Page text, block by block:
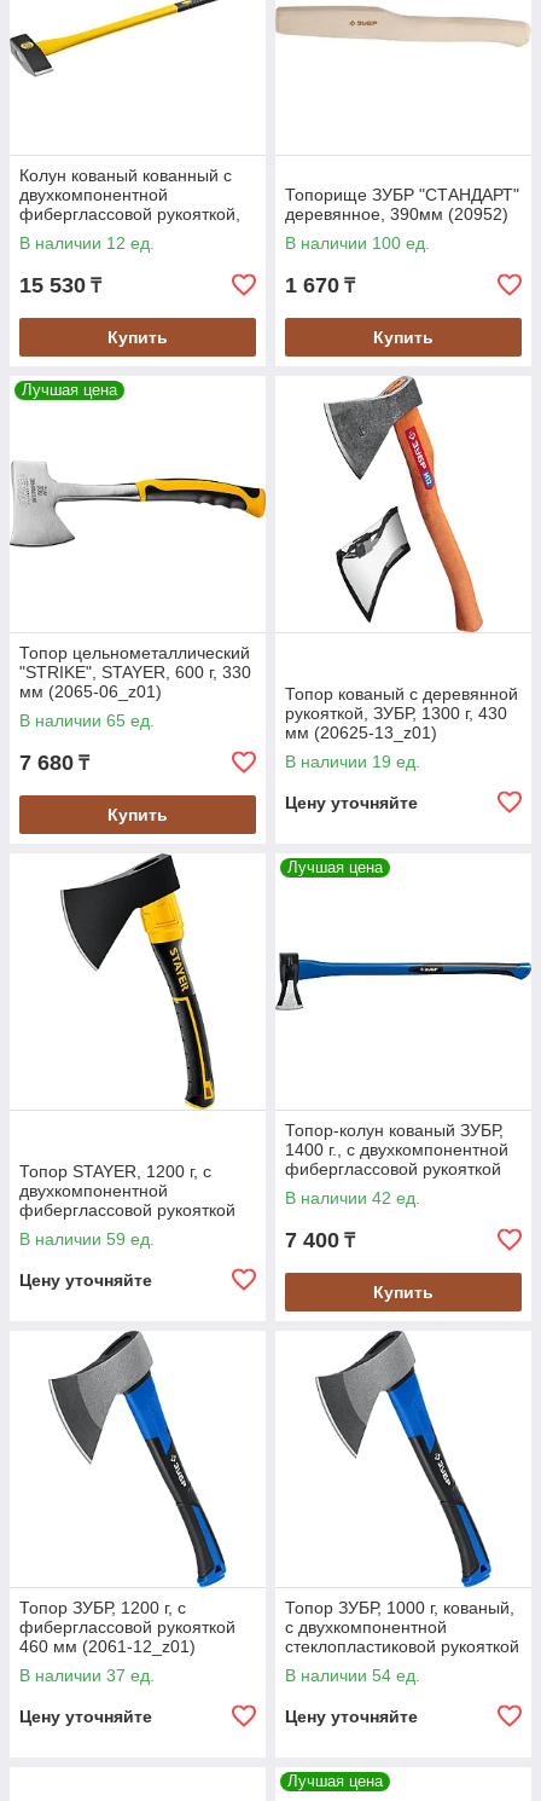
Колун кованый кованный с
двухкомпонентной
фиберглассовой рукояткой,
Stayer, 3000 г., 900 мм
(20624-30)
В наличии 12 ед.
15 530 ₸
Купить
Топорище ЗУБР "СТАНДАРТ"
деревянное, 390мм (20952)
В наличии 100 ед.
1 670 ₸
Купить
Лучшая цена
Топор цельнометаллический
"STRIKE", STAYER, 600 г, 330
мм (2065-06_z01)
В наличии 65 ед.
7 680 ₸
Купить
Топор кованый с деревянной
рукояткой, ЗУБР, 1300 г, 430
мм (20625-13_z01)
В наличии 19 ед.
Цену уточняйте
Топор STAYER, 1200 г, с
двухкомпонентной
фиберглассовой рукояткой
410 мм (2062-12_z01)
В наличии 59 ед.
Цену уточняйте
Лучшая цена
Топор-колун кованый ЗУБР,
1400 г., с двухкомпонентной
фиберглассовой рукояткой
460 мм (20616-10_z01)
В наличии 42 ед.
7 400 ₸
Купить
Топор ЗУБР, 1200 г, с
фиберглассовой рукояткой
460 мм (2061-12_z01)
В наличии 37 ед.
Цену уточняйте
Топор ЗУБР, 1000 г, кованый,
с двухкомпонентной
стеклопластиковой рукояткой
(2061-10)
В наличии 54 ед.
Цену уточняйте
Лучшая цена